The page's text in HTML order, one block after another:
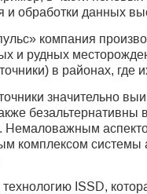
и обработки данных
компания
и рудных
в районах,
значительно
комплексом системы
ISSD,